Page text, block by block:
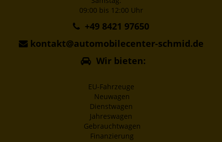
09:00 bis 12:00 Uhr
+49 8421 97650
kontakt@automobilecenter-schmid.de
Wir bieten:
EU-Fahrzeuge
Neuwagen
Dienstwagen
Jahreswagen
Gebrauchtwagen
Finanzierung